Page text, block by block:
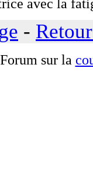
-
Forum sur la